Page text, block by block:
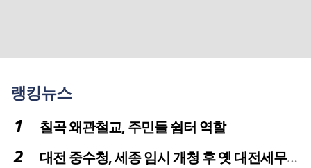
랭킹뉴스
칠곡 왜관철교, 주민들 쉼터 역할
대전 중수청, 세종 임시 개청 후 옛 대전세무서 부지로 이전 추진